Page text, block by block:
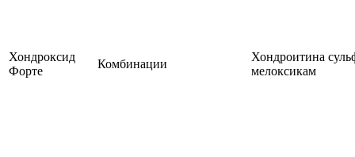
Хондроксид
Форте
Комбинации
Хондроитина
мелоксикам